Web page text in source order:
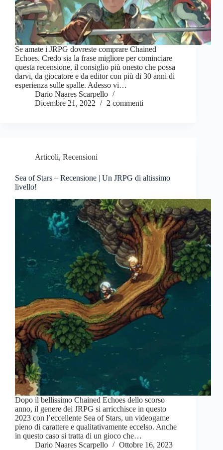
Se amate i JRPG dovreste comprare Chained
Echoes. Credo sia la frase migliore per cominciare
questa recensione, il consiglio più onesto che possa
darvi, da giocatore e da editor con più di 30 anni di
esperienza sulle spalle. Adesso vi…
Dario Naares Scarpello
Dicembre 21, 2022
2 commenti
Articoli, Recensioni
Sea of Stars – Recensione | Un JRPG di altissimo
livello!
Dopo il bellissimo Chained Echoes dello scorso
anno, il genere dei JRPG si arricchisce in questo
2023 con l’eccellente Sea of Stars, un videogame
pieno di carattere e qualitativamente eccelso. Anche
in questo caso si tratta di un gioco che…
Dario Naares Scarpello
Ottobre 16, 2023